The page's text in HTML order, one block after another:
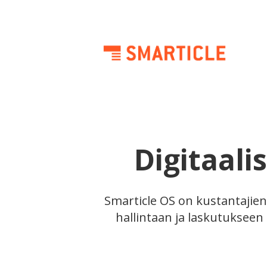
Smarticle OS on
hallintaan ja